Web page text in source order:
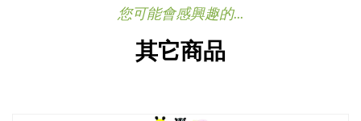
您可能會感興趣的...
其它商品